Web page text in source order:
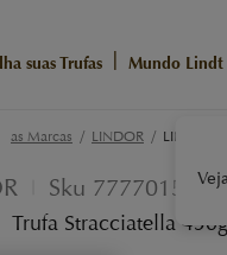
suas Trufas | Mundo Lindt
Marcas / LINDOR / LINDOR
Sku 77770151
Trufa Stracciatella 450g